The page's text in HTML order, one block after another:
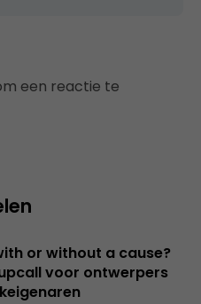
een reactie te
or without a cause?
voor ontwerpers